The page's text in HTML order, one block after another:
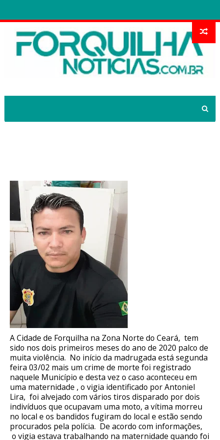
A Cidade de Forquilha na Zona Norte do Ceará, tem
sido nos dois primeiros meses do ano de 2020 palco de
muita violência. No início da madrugada está segunda
feira 03/02 mais um crime de morte foi registrado
naquele Município e desta vez o caso aconteceu em
uma maternidade , o vigia identificado por Antoniel
Lira, foi alvejado com vários tiros disparado por dois
indivíduos que ocupavam uma moto, a vítima morreu
no local e os bandidos fugiram do local e estão sendo
procurados pela polícia. De acordo com informações,
o vigia estava trabalhando na maternidade quando foi